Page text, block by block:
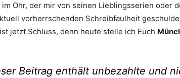
Ohr, der mir von seinen Lieblingsserien oder
vorherrschenden Schreibfaulheit
jetzt Schluss, denn heute stelle ich Euch
Beitrag enthält unbezahlte und